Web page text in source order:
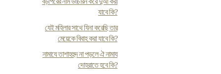
যাবে কি?
যেই মহিলার সাথে যিনা করেছি তার
মেয়েকে বিবাহ করা যাবে কি?
নামাযে তাশাহহুদ না পড়লে ঐ নামায
দোহরাতে হবে কি?